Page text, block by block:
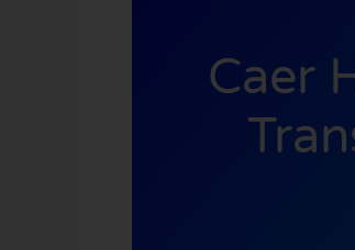
Caer